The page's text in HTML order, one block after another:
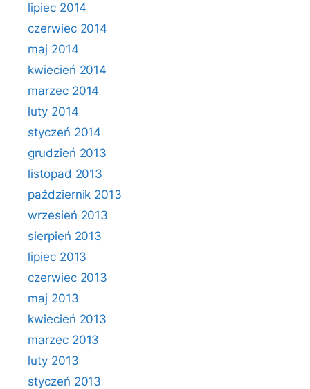
lipiec 2014
czerwiec 2014
maj 2014
kwiecień 2014
marzec 2014
luty 2014
styczeń 2014
grudzień 2013
listopad 2013
październik 2013
wrzesień 2013
sierpień 2013
lipiec 2013
czerwiec 2013
maj 2013
kwiecień 2013
marzec 2013
luty 2013
styczeń 2013